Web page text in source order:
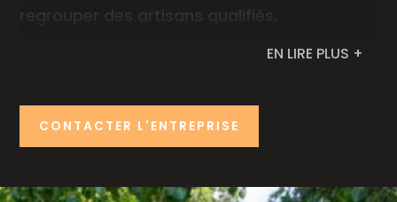
regrouper des artisans qualifiés,
promouvant le partage de savoir-faire,
travail rigoureuse. En tant que membre,
nous bénéficions d’un réseau d’experts, d’un
Cela nous permet de vous offrir un service
EN LIRE PLUS +
CONTACTER L'ENTREPRISE